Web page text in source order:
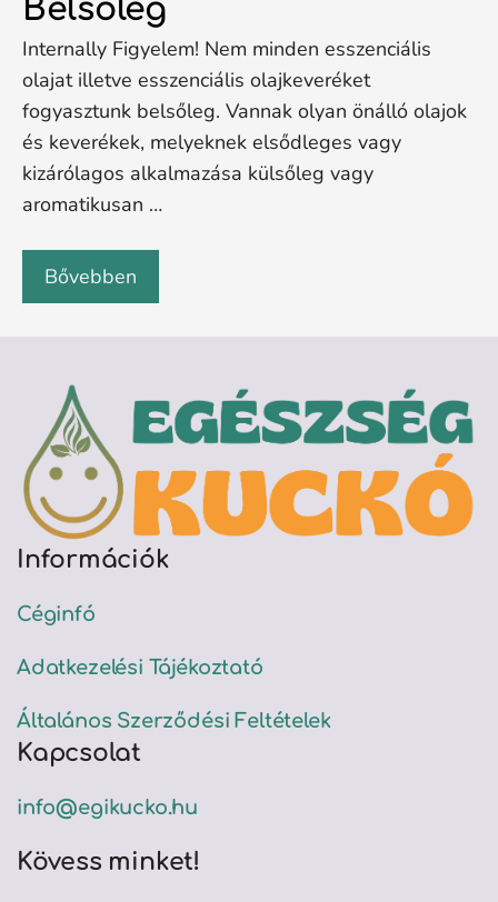
Belsőleg
Internally Figyelem! Nem minden esszenciális
olajat illetve esszenciális olajkeveréket
fogyasztunk belsőleg. Vannak olyan önálló olajok
és keverékek, melyeknek elsődleges vagy
kizárólagos alkalmazása külsőleg vagy
aromatikusan …
Bővebben
Információk
Céginfó
Adatkezelési Tájékoztató
Általános Szerződési Feltételek
Kapcsolat
info@egikucko.hu
Kövess minket!